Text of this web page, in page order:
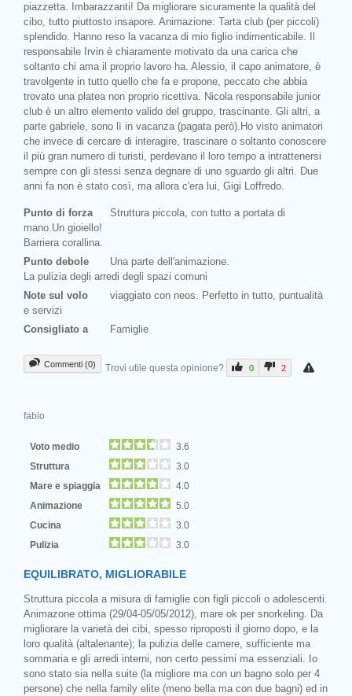
piazzetta. Imbarazzanti! Da migliorare sicuramente la qualità del
cibo, tutto piuttosto insapore. Animazione: Tarta club (per piccoli)
splendido. Hanno reso la vacanza di mio figlio indimenticabile. Il
responsabile Irvin è chiaramente motivato da una carica che
soltanto chi ama il proprio lavoro ha. Alessio, il capo animatore, è
travolgente in tutto quello che fa e propone, peccato che abbia
trovato una platea non proprio ricettiva. Nicola responsabile junior
club è un altro elemento valido del gruppo, trascinante. Gli altri, a
parte gabriele, sono lì in vacanza (pagata però).Ho visto animatori
che invece di cercare di interagire, trascinare o soltanto conoscere
il più gran numero di turisti, perdevano il loro tempo a intrattenersi
sempre con gli stessi senza degnare di uno sguardo gli altri. Due
anni fa non è stato così, ma allora c'era lui, Gigi Loffredo.
Punto di forza
Struttura piccola, con tutto a portata di
mano.Un gioiello!
Barriera corallina.
Punto debole
Una parte dell'animazione.
La pulizia degli arredi degli spazi comuni
Note sul volo
viaggiato con neos. Perfetto in tutto, puntualità
e servizi
Consigliato a
Famiglie
Commenti (0) Trovi utile questa opinione? 0 2
fabio
Voto medio
3.6
Struttura
3.0
Mare e spiaggia
4.0
Animazione
5.0
Cucina
3.0
Pulizia
3.0
EQUILIBRATO, MIGLIORABILE
Struttura piccola a misura di famiglie con figli piccoli o adolescenti.
Animazone ottima (29/04-05/05/2012), mare ok per snorkeling. Da
migliorare la varietà dei cibi, spesso riproposti il giorno dopo, e la
loro qualità (altalenante); la pulizia delle camere, sufficiente ma
sommaria e gli arredi interni, non certo pessimi ma essenziali. Io
sono stato sia nella suite (la migliore ma con un bagno solo per 4
persone) che nella family elite (meno bella ma con due bagni) ed in